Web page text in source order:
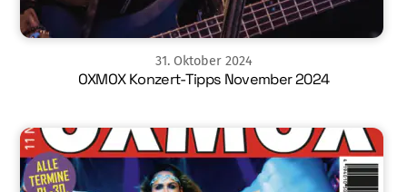
31. Oktober 2024
OXMOX Konzert-Tipps November 2024